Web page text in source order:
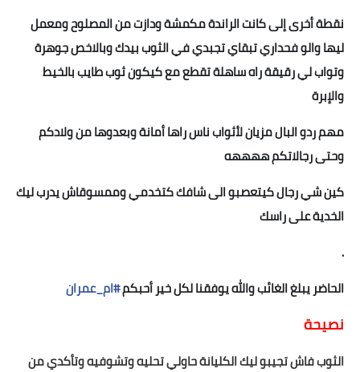
نقطة أخرى إلى كانت الراندة مكمشة ودازت من المصلوح ومعمل
ليها والو فحداري تبقاي تجبدي في الثوب بيدك وبالاخص جوهرة
وتواب لي رقيقة راه ساهلة تقطع مع كيكون ثوب طايب بالخيط
والإبرة
مهم ردو البال مزيان لأثواب ناس راها أمانة وبعدوها من ولادكم
وحتى رجالاتكم ههههه
كين شي رجال كيتعصبو الى شافك كتخدمي وممسوقاش يدرب ليك
الخدية على راسك
.
الحاضر يبلغ الغائب والله يوفقنا لكل خير أحبكم#ام_عمران
نصيحة
الثوب فاش تجيبو ليك الكليانة حاولي تحليه وتشوفيه وتأكدي من